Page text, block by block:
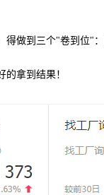
得做到三个"卷到位"
拿到结果！